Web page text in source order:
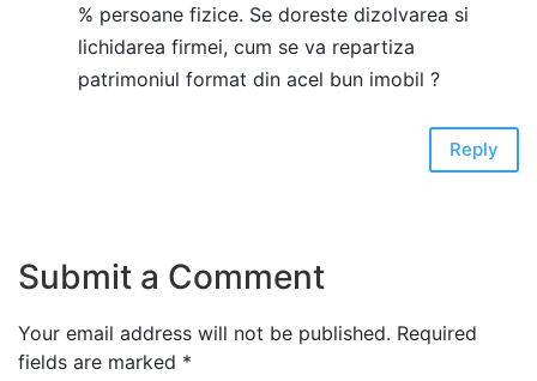
% persoane fizice. Se doreste dizolvarea si
lichidarea firmei, cum se va repartiza
patrimoniul format din acel bun imobil ?
Reply
Submit a Comment
Your email address will not be published. Required
fields are marked *